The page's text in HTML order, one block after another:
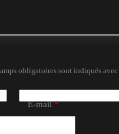
obligatoires sont indiqués avec
E-mail*